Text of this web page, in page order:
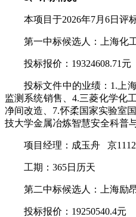
本项目于2026年7月6日评
第一中标候选人：上海化
投标报价：19324608.71元
投标文件中的业绩：1.上
监测系统销售、4.三菱化学化
净间改造、7.怀柔国家实验室
技大学金属冶炼智慧安全科普
项目经理：成玉舟 京
工期：365日历天
第二中标候选人：上海励
投标报价：19250540.4元